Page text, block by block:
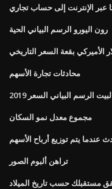
عبر الإنترنت إلى حساب تجاري
رون اليورو الرسم البياني الحية
الأميركي بقعة السعر التاريخي
محادثات تجارة الأسهم
الرسم البياني السعر 2019
مجموع معدل نمو السكان
عندما يتم توزيع أرباح الأسهم
تراهن ألبوم الصور
مستقبلك حسب تاريخ الميلاد